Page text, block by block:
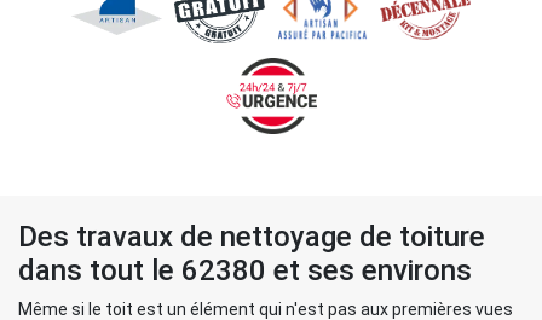
Des travaux de nettoyage de toiture
dans tout le 62380 et ses environs
Même si le toit est un élément qui n'est pas aux premières vues